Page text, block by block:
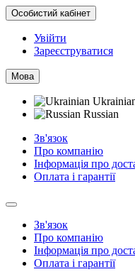
Особистий кабінет
Увійти
Зареєструватися
Мова
Russian
Зв'язок
Про компанію
Інформація про
Оплата і гарантії
Зв'язок
Про компанію
Інформація про
Оплата і гарантії